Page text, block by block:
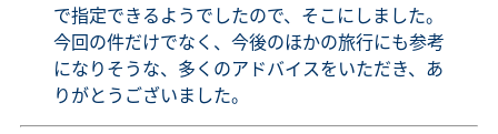
で指定できるようでしたので、そこにしました。
今回の件だけでなく、今後のほかの旅行にも参考
になりそうな、多くのアドバイスをいただき、あ
りがとうございました。